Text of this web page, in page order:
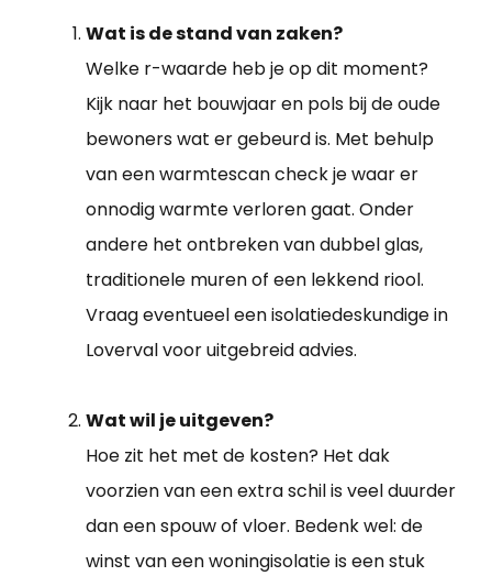
Wat is de stand van zaken?
Welke r-waarde heb je op dit moment?
Kijk naar het bouwjaar en pols bij de oude
bewoners wat er gebeurd is. Met behulp
van een warmtescan check je waar er
onnodig warmte verloren gaat. Onder
andere het ontbreken van dubbel glas,
traditionele muren of een lekkend riool.
Vraag eventueel een isolatiedeskundige in
Loverval voor uitgebreid advies.
Wat wil je uitgeven?
Hoe zit het met de kosten? Het dak
voorzien van een extra schil is veel duurder
dan een spouw of vloer. Bedenk wel: de
winst van een woningisolatie is een stuk